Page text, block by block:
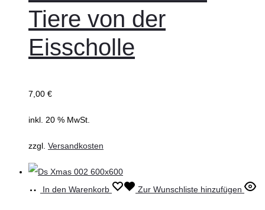
Tiere von der
Eisscholle
7,00 €
inkl. 20 % MwSt.
zzgl. Versandkosten
In den Warenkorb Zur Wunschliste hinzufügen